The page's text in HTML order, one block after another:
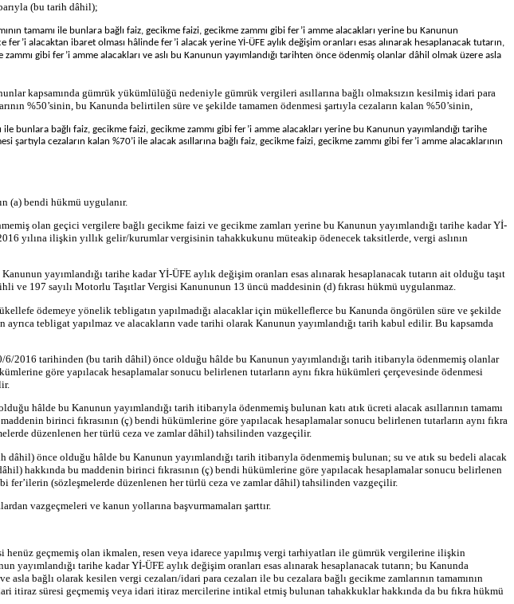
(bu tarih dâhil);
tamamı ile bunlara bağlı faiz, gecikme faizi, gecikme zammı gibi fer’i amme alacakları yerine bu Kanunun
alacaktan ibaret olması hâlinde fer’i alacak yerine Yİ-ÜFE aylık değişim oranları esas alınarak hesaplanacak tutarın,
gibi fer’i amme alacakları ve aslı bu Kanunun yayımlandığı tarihten önce ödenmiş olanlar dâhil olmak üzere asla
kapsamında gümrük yükümlülüğü nedeniyle gümrük vergileri asıllarına bağlı olmaksızın kesilmiş idari para
%50’sinin, bu Kanunda belirtilen süre ve şekilde tamamen ödenmesi şartıyla cezaların kalan %50’sinin,
bunlara bağlı faiz, gecikme faizi, gecikme zammı gibi fer’i amme alacakları yerine bu Kanunun yayımlandığı tarihe
cezaların kalan %70’i ile alacak asıllarına bağlı faiz, gecikme faizi, gecikme zammı gibi fer’i amme alacaklarının
(a) bendi hükmü uygulanır.
olan geçici vergilere bağlı gecikme faizi ve gecikme zamları yerine bu Kanunun yayımlandığı tarihe kadar Yİ-
yılına ilişkin yıllık gelir/kurumlar vergisinin tahakkukunu müteakip ödenecek taksitlerde, vergi aslının
yayımlandığı tarihe kadar Yİ-ÜFE aylık değişim oranları esas alınarak hesaplanacak tutarın ait olduğu taşıt
197 sayılı Motorlu Taşıtlar Vergisi Kanununun 13 üncü maddesinin (d) fıkrası hükmü uygulanmaz.
ödemeye yönelik tebligatın yapılmadığı alacaklar için mükelleflerce bu Kanunda öngörülen süre ve şekilde
tebligat yapılmaz ve alacakların vade tarihi olarak Kanunun yayımlandığı tarih kabul edilir. Bu kapsamda
2016 tarihinden (bu tarih dâhil) önce olduğu hâlde bu Kanunun yayımlandığı tarih itibarıyla ödenmemiş olanlar
göre yapılacak hesaplamalar sonucu belirlenen tutarların aynı fıkra hükümleri çerçevesinde ödenmesi
hâlde bu Kanunun yayımlandığı tarih itibarıyla ödenmemiş bulunan katı atık ücreti alacak asıllarının tamamı
birinci fıkrasının (ç) bendi hükümlerine göre yapılacak hesaplamalar sonucu belirlenen tutarların aynı fıkra
düzenlenen her türlü ceza ve zamlar dâhil) tahsilinden vazgeçilir.
önce olduğu hâlde bu Kanunun yayımlandığı tarih itibarıyla ödenmemiş bulunan; su ve atık su bedeli alacak
hakkında bu maddenin birinci fıkrasının (ç) bendi hükümlerine göre yapılacak hesaplamalar sonucu belirlenen
fer’ilerin (sözleşmelerde düzenlenen her türlü ceza ve zamlar dâhil) tahsilinden vazgeçilir.
vazgeçmeleri ve kanun yollarına başvurmamaları şarttır.
henüz geçmemiş olan ikmalen, resen veya idarece yapılmış vergi tarhiyatları ile gümrük vergilerine ilişkin
tarihe kadar Yİ-ÜFE aylık değişim oranları esas alınarak hesaplanacak tutarın; bu Kanunda
bağlı olarak kesilen vergi cezaları/idari para cezaları ile bu cezalara bağlı gecikme zamlarının tamamının
süresi geçmemiş veya idari itiraz mercilerine intikal etmiş bulunan tahakkuklar hakkında da bu fıkra hükmü